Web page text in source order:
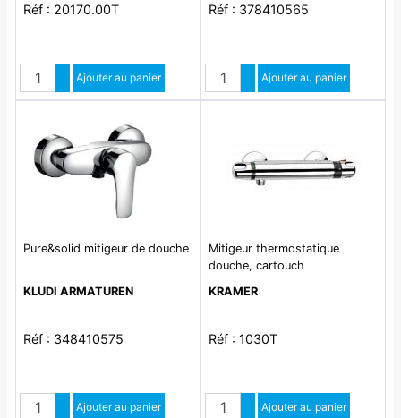
Réf : 20170.00T
QuantitéAugmenter quantité
Diminuer quantité
Ajouter au panier
Réf : 378410565
QuantitéAugmenter quantité
Diminuer quantité
Ajouter au panier
Pure&solid mitigeur de douche
KLUDI ARMATUREN
Réf : 348410575
QuantitéAugmenter quantité
Diminuer quantité
Ajouter au panier
Mitigeur thermostatique
douche, cartouch
KRAMER
Réf : 1030T
QuantitéAugmenter quantité
Diminuer quantité
Ajouter au panier